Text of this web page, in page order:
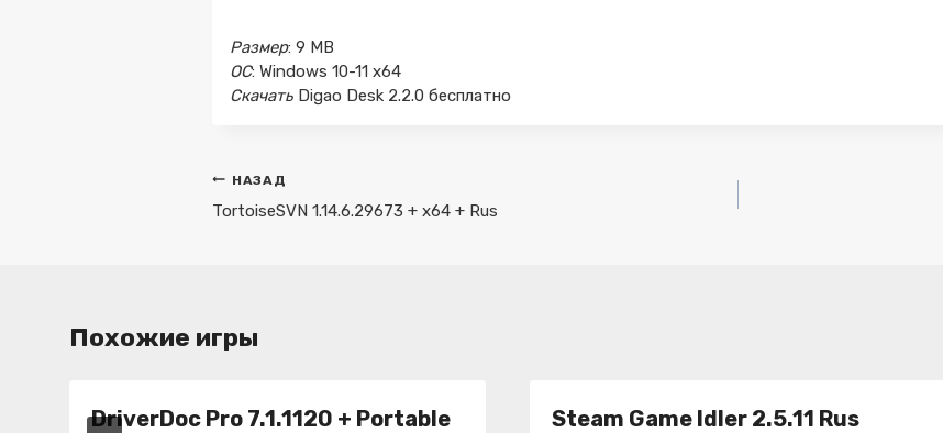
Размер: 9 MB
ОС: Windows 10-11 x64
Скачать Digao Desk 2.2.0 бесплатно
Навигация
по
НАЗАД
TortoiseSVN 1.14.6.29673 + x64 + Rus
Похожие игры
DriverDoc Pro 7.1.1120 + Portable Steam Game Idler 2.5.11 Rus